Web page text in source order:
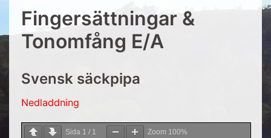
Fingersättningar &
Tonomfång E/A
Svensk säckpipa
Nedladdning
Sida 1 / 1 Zoom 100%